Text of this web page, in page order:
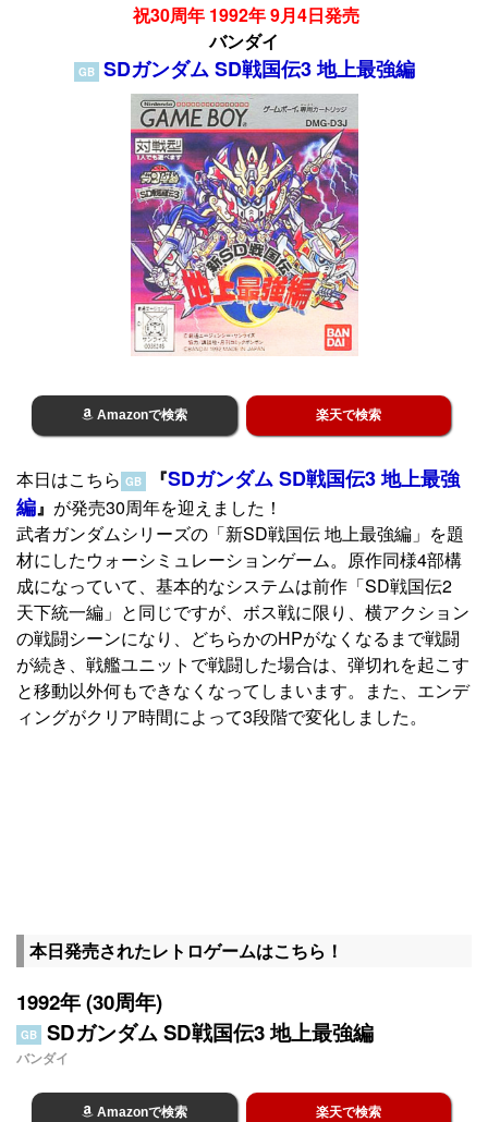
祝30周年 1992年 9月4日発売
バンダイ
GB SDガンダム SD戦国伝3 地上最強編
Amazonで検索 楽天で検索
本日はこちら GB 『SDガンダム SD戦国伝3 地上最強
編』 が発売30周年を迎えました！
武者ガンダムシリーズの「新SD戦国伝 地上最強編」を題
材にしたウォーシミュレーションゲーム。原作同様4部構
成になっていて、基本的なシステムは前作「SD戦国伝2
天下統一編」と同じですが、ボス戦に限り、横アクション
の戦闘シーンになり、どちらかのHPがなくなるまで戦闘
が続き、戦艦ユニットで戦闘した場合は、弾切れを起こす
と移動以外何もできなくなってしまいます。また、エンデ
ィングがクリア時間によって3段階で変化しました。
本日発売されたレトロゲームはこちら！
1992年 (30周年)
GB SDガンダム SD戦国伝3 地上最強編
バンダイ
Amazonで検索 楽天で検索